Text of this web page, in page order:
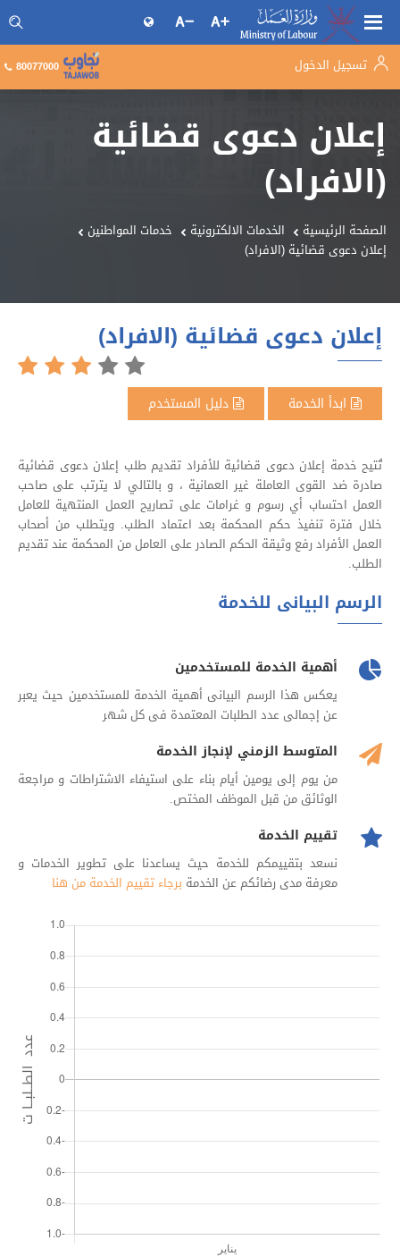
البحث فى موقع وزارة العمل تسجيل الدخول 80077000
إعلان دعوى قضائية
(الافراد)
الصفحة الرئيسية الخدمات الالكترونية
خدمات المواطنين
إعلان دعوى قضائية (الافراد)
إعلان دعوى قضائية (الافراد)
ابدأ الخدمة دليل المستخدم
تُتيح خدمة إعلان دعوى قضائية للأفراد تقديم طلب إعلان دعوى قضائية
صادرة ضد القوى العاملة غير العمانية ، و بالتالي لا يترتب على صاحب
العمل احتساب أي رسوم و غرامات على تصاريح العمل المنتهية للعامل
خلال فترة تنفيذ حكم المحكمة بعد اعتماد الطلب. ويتطلب من أصحاب
العمل الأفراد رفع وثيقة الحكم الصادر على العامل من المحكمة عند تقديم
الطلب.
الرسم البيانى للخدمة
أهمية الخدمة للمستخدمين
يعكس هذا الرسم البيانى أهمية الخدمة للمستخدمين حيث يعبر
عن إجمالى عدد الطلبات المعتمدة فى كل شهر
المتوسط الزمني لإنجاز الخدمة
من يوم إلى يومين أيام بناء على استيفاء الاشتراطات و مراجعة
الوثائق من قبل الموظف المختص.
تقييم الخدمة
نسعد بتقييمكم للخدمة حيث يساعدنا على تطوير الخدمات و
معرفة مدى رضائكم عن الخدمة برجاء تقييم الخدمة من هنا